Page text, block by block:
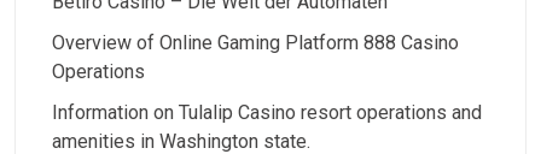
Overview of Online Gaming Platform 888 Casino
Operations
Information on Tulalip Casino resort operations and
amenities in Washington state.